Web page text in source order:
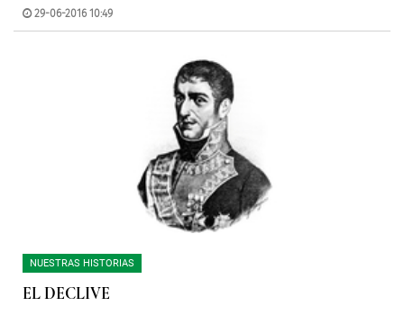
29-06-2016 10:49
NUESTRAS HISTORIAS
EL DECLIVE